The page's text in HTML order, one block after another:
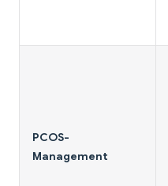
PCOS-
Management